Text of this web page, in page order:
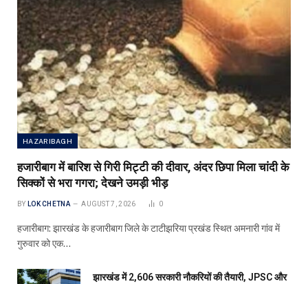
HAZARIBAGH
हजारीबाग में बारिश से गिरी मिट्टी की दीवार, अंदर छिपा मिला चांदी के
सिक्कों से भरा गगरा; देखने उमड़ी भीड़
BY LOK CHETNA AUGUST 7, 2026 0
हजारीबाग: झारखंड के हजारीबाग जिले के टाटीझरिया प्रखंड स्थित अमनारी गांव में
गुरुवार को एक…
झारखंड में 2,606 सरकारी नौकरियों की तैयारी, JPSC और